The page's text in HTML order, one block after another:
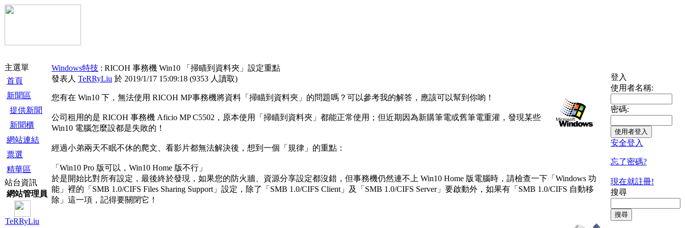
主選單
首頁
新聞區
提供新聞
新聞櫃
網站連結
票選
精華區
站台資訊
網站管理員
TeRRyLiu
Windows特技 : RICOH 事務機 Win10 「掃瞄到資料夾」設定重點
發表人 TeRRyLiu 於 2019/1/17 15:09:18 (9353 人讀取)
您有在 Win10 下，無法使用 RICOH MP事務機將資料「掃瞄到資料夾」的問題嗎？可以參考我的解答，應該可以幫到你喲！
公司租用的是 RICOH 事務機 Aficio MP C5502，原本使用「掃瞄到資料夾」都能正常使用；但近期因為新購筆電或舊筆電重灌，發現某些
Win10 電腦怎麼設都是失敗的！
經過小弟兩天不眠不休的爬文、看影片都無法解決後，想到一個「規律」的重點：
「Win10 Pro 版可以，Win10 Home 版不行」
於是開始比對所有設定，最後終於發現，如果您的防火牆、資源分享設定都沒錯，但事務機仍然連不上 Win10 Home 版電腦時，請檢查一下「Windows 功
能」裡的「SMB 1.0/CIFS Files Sharing Support」設定，除了「SMB 1.0/CIFS Client」及「SMB 1.0/CIFS Server」要啟動外，如果有「SMB 1.0/CIFS 自動移
除」這一項，記得要關閉它！
登入
使用者名稱:
密碼:
安全登入
忘了密碼?
現在就註冊!
搜尋